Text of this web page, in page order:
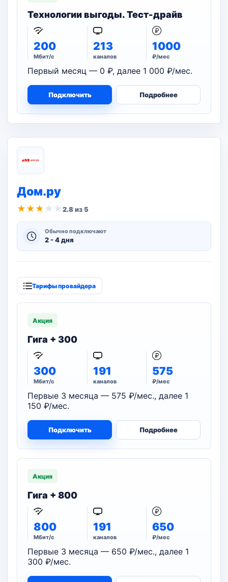
Технологии выгоды. Тест-драйв
200
Мбит/с
213
каналов
1000
₽/мес
Первый месяц — 0 ₽, далее 1 000 ₽/мес.
Подключить Подробнее
Дом.ру
★ ★ ★ ★ ★2.8 из 5
Обычно подключают
2 - 4 дня
Тарифы провайдера
Акция
Гига + 300
300
Мбит/с
191
каналов
575
₽/мес
Первые 3 месяца — 575 ₽/мес., далее 1
150 ₽/мес.
Подключить Подробнее
Акция
Гига + 800
800
Мбит/с
191
каналов
650
₽/мес
Первые 3 месяца — 650 ₽/мес., далее 1
300 ₽/мес.